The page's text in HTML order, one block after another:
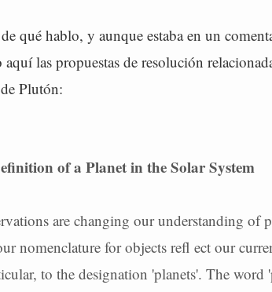
qué hablo, y aunque estaba en un
las propuestas de resolución
Plutón:
of a Planet in the Solar System
are changing our understanding of
nomenclature for objects refl ect our
to the designation 'planets'. The